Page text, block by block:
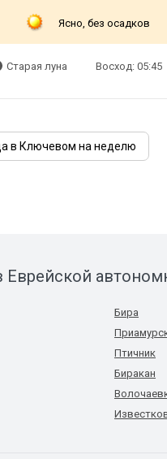
Ясно, без осадков
Старая луна Восход: 05:45
в Ключевом на неделю
Еврейской
Бира
Птичник
Биракан